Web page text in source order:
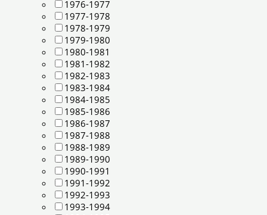
1976-1977
1977-1978
1978-1979
1979-1980
1980-1981
1981-1982
1982-1983
1983-1984
1984-1985
1985-1986
1986-1987
1987-1988
1988-1989
1989-1990
1990-1991
1991-1992
1992-1993
1993-1994